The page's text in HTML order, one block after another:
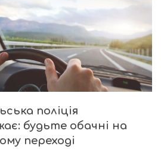
поліція
будьте обачні на
переході